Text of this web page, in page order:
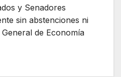
y Senadores
sin abstenciones ni
de Economía